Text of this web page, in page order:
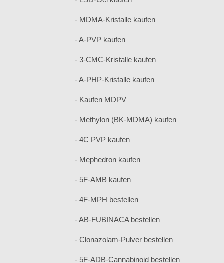
- MDMA-Kristalle kaufen
- A-PVP kaufen
- 3-CMC-Kristalle kaufen
- A-PHP-Kristalle kaufen
- Kaufen MDPV
- Methylon (BK-MDMA) kaufen
- 4C PVP kaufen
- Mephedron kaufen
- 5F-AMB kaufen
- 4F-MPH bestellen
- AB-FUBINACA bestellen
- Clonazolam-Pulver bestellen
- 5F-ADB-Cannabinoid bestellen